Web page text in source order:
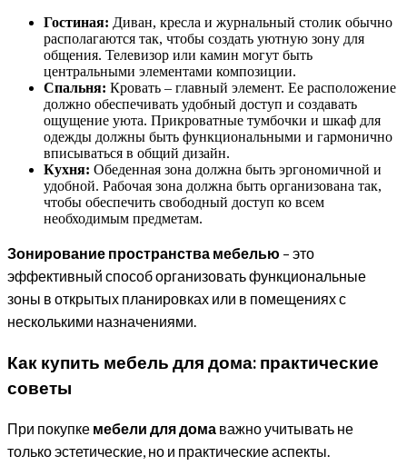
Гостиная: Диван, кресла и журнальный столик обычно
располагаются так, чтобы создать уютную зону для
общения. Телевизор или камин могут быть
центральными элементами композиции.
Спальня: Кровать – главный элемент. Ее расположение
должно обеспечивать удобный доступ и создавать
ощущение уюта. Прикроватные тумбочки и шкаф для
одежды должны быть функциональными и гармонично
вписываться в общий дизайн.
Кухня: Обеденная зона должна быть эргономичной и
удобной. Рабочая зона должна быть организована так,
чтобы обеспечить свободный доступ ко всем
необходимым предметам.
Зонирование пространства мебелью – это
эффективный способ организовать функциональные
зоны в открытых планировках или в помещениях с
несколькими назначениями.
Как купить мебель для дома: практические
советы
При покупке мебели для дома важно учитывать не
только эстетические, но и практические аспекты.